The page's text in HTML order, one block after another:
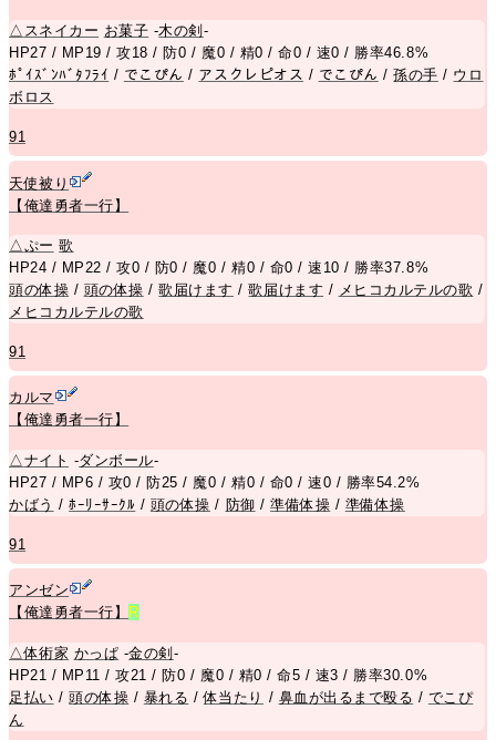
△ スネイカー お菓子 -木の剣 -
HP27 / MP19 / 攻18 / 防0 / 魔0 / 精0 / 命0 / 速0 / 勝率46.8%
ﾎﾟｲｽﾞﾝﾊﾞﾀﾌﾗｲ / でこぴん / アスクレピオス / でこぴん /孫の手 / ウロ
ボロス
91
天使被り
【俺達勇者一行】
△ ぷー 歌
HP24 / MP22 / 攻0 / 防0 / 魔0 / 精0 / 命0 / 速10 / 勝率37.8%
頭の体操 / 頭の体操 /歌届けます /歌届けます / メヒコカルテルの歌 /
メヒコカルテルの歌
91
カルマ
【俺達勇者一行】
△ ナイト -ダンボール-
HP27 / MP6 / 攻0 / 防25 / 魔0 / 精0 / 命0 / 速0 / 勝率54.2%
かばう /ﾎｰﾘｰｻｰｸﾙ / 頭の体操 / 防御 /準備体操 / 準備体操
91
アンゼン
【俺達勇者一行】
R
△体術家 かっぱ -金の剣-
HP21 / MP11 / 攻21 / 防0 / 魔0 / 精0 / 命5 / 速3 / 勝率30.0%
足払い /頭の体操 / 暴れる /体当たり / 鼻血が出るまで殴る / でこぴ
ん